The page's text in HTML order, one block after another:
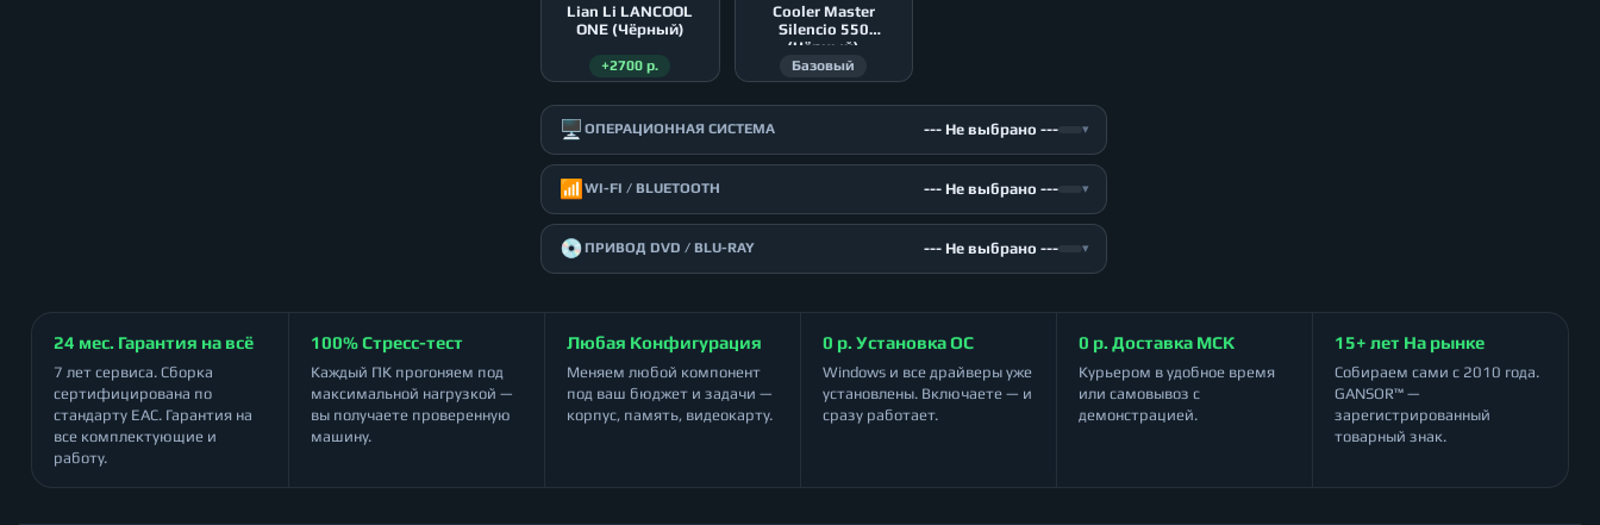
Lian Li LANCOOL
ONE (Чёрный)
+2700 р.
Cooler Master
Silencio 550
(Чёрный)
Базовый
🖥️ ОПЕРАЦИОННАЯ СИСТЕМА --- Не выбрано --- ▾
📶 WI-FI / BLUETOOTH --- Не выбрано --- ▾
💿 ПРИВОД DVD / BLU-RAY --- Не выбрано --- ▾
24 мес. Гарантия на всё
7 лет сервиса. Сборка
сертифицирована по
стандарту ЕАС. Гарантия на
все комплектующие и
работу.
100% Стресс-тест
Каждый ПК прогоняем под
максимальной нагрузкой —
вы получаете проверенную
машину.
Любая Конфигурация
Меняем любой компонент
под ваш бюджет и задачи —
корпус, память, видеокарту.
0 р. Установка ОС
Windows и все драйверы уже
установлены. Включаете — и
сразу работает.
0 р. Доставка МСК
Курьером в удобное время
или самовывоз с
демонстрацией.
15+ лет На рынке
Собираем сами с 2010 года.
GANSOR™ —
зарегистрированный
товарный знак.